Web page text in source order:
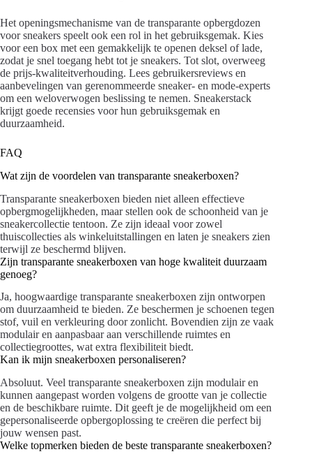
Het openingsmechanisme van de transparante opbergdozen
voor sneakers speelt ook een rol in het gebruiksgemak. Kies
voor een box met een gemakkelijk te openen deksel of lade,
zodat je snel toegang hebt tot je sneakers. Tot slot, overweeg
de prijs-kwaliteitverhouding. Lees gebruikersreviews en
aanbevelingen van gerenommeerde sneaker- en mode-experts
om een weloverwogen beslissing te nemen. Sneakerstack
krijgt goede recensies voor hun gebruiksgemak en
duurzaamheid.
FAQ
Wat zijn de voordelen van transparante sneakerboxen?
Transparante sneakerboxen bieden niet alleen effectieve
opbergmogelijkheden, maar stellen ook de schoonheid van je
sneakercollectie tentoon. Ze zijn ideaal voor zowel
thuiscollecties als winkeluitstallingen en laten je sneakers zien
terwijl ze beschermd blijven.
Zijn transparante sneakerboxen van hoge kwaliteit duurzaam
genoeg?
Ja, hoogwaardige transparante sneakerboxen zijn ontworpen
om duurzaamheid te bieden. Ze beschermen je schoenen tegen
stof, vuil en verkleuring door zonlicht. Bovendien zijn ze vaak
modulair en aanpasbaar aan verschillende ruimtes en
collectiegroottes, wat extra flexibiliteit biedt.
Kan ik mijn sneakerboxen personaliseren?
Absoluut. Veel transparante sneakerboxen zijn modulair en
kunnen aangepast worden volgens de grootte van je collectie
en de beschikbare ruimte. Dit geeft je de mogelijkheid om een
gepersonaliseerde opbergoplossing te creëren die perfect bij
jouw wensen past.
Welke topmerken bieden de beste transparante sneakerboxen?